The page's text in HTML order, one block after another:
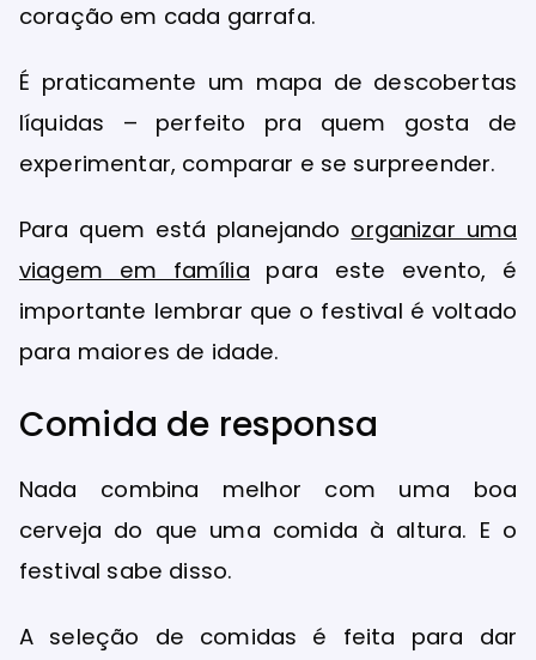
coração em cada garrafa.
É praticamente um mapa de descobertas
líquidas – perfeito pra quem gosta de
experimentar, comparar e se surpreender.
Para quem está planejando organizar uma
viagem em família para este evento, é
importante lembrar que o festival é voltado
para maiores de idade.
Comida de responsa
Nada combina melhor com uma boa
cerveja do que uma comida à altura. E o
festival sabe disso.
A seleção de comidas é feita para dar